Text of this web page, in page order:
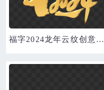
福字2024龙年云纹创意金色艺术字立体设计